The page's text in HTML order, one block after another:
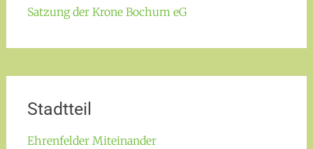
Satzung der Krone Bochum eG
Stadtteil
Ehrenfelder Miteinander